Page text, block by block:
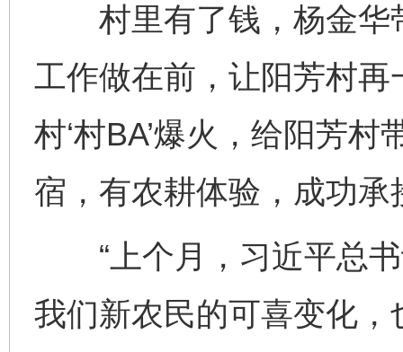
村里有了钱，杨金华
工作做在前，让阳芳村再
村‘村BA’爆火，给阳芳
宿，有农耕体验，成功承
“上个月，习近平总书
我们新农民的可喜变化